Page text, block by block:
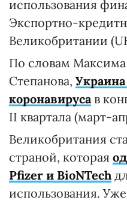
использования
Экспортно-
Великобритании
По словам Максима
Степанова,
коронавирусав
II квартала (март-
Великобритания
страной, которая
Pfizer и BioNTech
использования.